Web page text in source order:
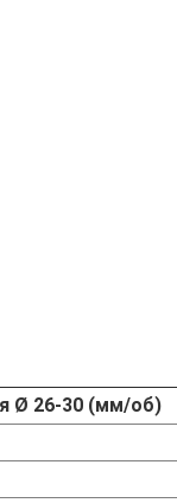
Ø 26-30 (мм/об)